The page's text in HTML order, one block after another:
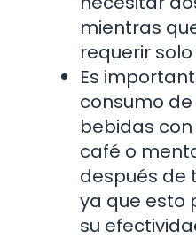
mientras
requerir
Es
consumo
bebidas
café o
después de
ya que esto
su